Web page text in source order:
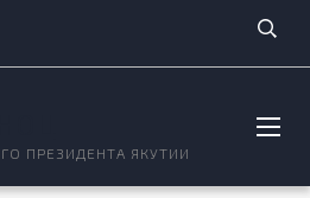
ПРЕЗИДЕНТА ЯКУТИИ